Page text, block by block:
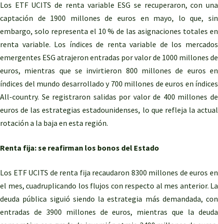
Los ETF UCITS de renta variable ESG se recuperaron, con una
captación de 1900 millones de euros en mayo, lo que, sin
embargo, solo representa el 10 % de las asignaciones totales en
renta variable. Los índices de renta variable de los mercados
emergentes ESG atrajeron entradas por valor de 1000 millones de
euros, mientras que se invirtieron 800 millones de euros en
índices del mundo desarrollado y 700 millones de euros en índices
All-country. Se registraron salidas por valor de 400 millones de
euros de las estrategias estadounidenses, lo que refleja la actual
rotación a la baja en esta región.
Renta fija: se reafirman los bonos del Estado
Los ETF UCITS de renta fija recaudaron 8300 millones de euros en
el mes, cuadruplicando los flujos con respecto al mes anterior. La
deuda pública siguió siendo la estrategia más demandada, con
entradas de 3900 millones de euros, mientras que la deuda